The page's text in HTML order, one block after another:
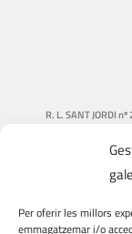
Per oferir les millors
emmagatzemar i/o
R. L. SANT JORDI nº
NUESTRA HISTORIA
QUIÉNES SOMOS
QUÉ HACEMOS